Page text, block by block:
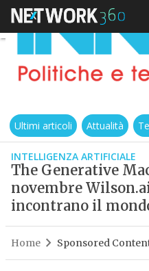
Ultimi articoli Attualità
INTELLIGENZA ARTIFICIALE
The Generative
novembre
incontrano il
Home Sponsored